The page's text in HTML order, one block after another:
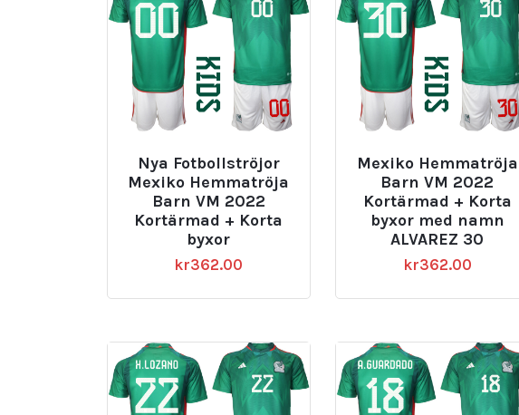
Nya Fotbollströjor
Mexiko Hemmatröja
Barn VM 2022
Kortärmad + Korta
byxor
kr362.00
Mexiko Hemmatröja
Barn VM 2022
Kortärmad + Korta
byxor med namn
ALVAREZ 30
kr362.00